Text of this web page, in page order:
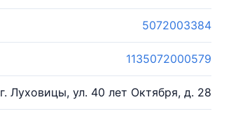
5072003384
1135072000579
г. Луховицы, ул. 40 лет Октября, д. 28